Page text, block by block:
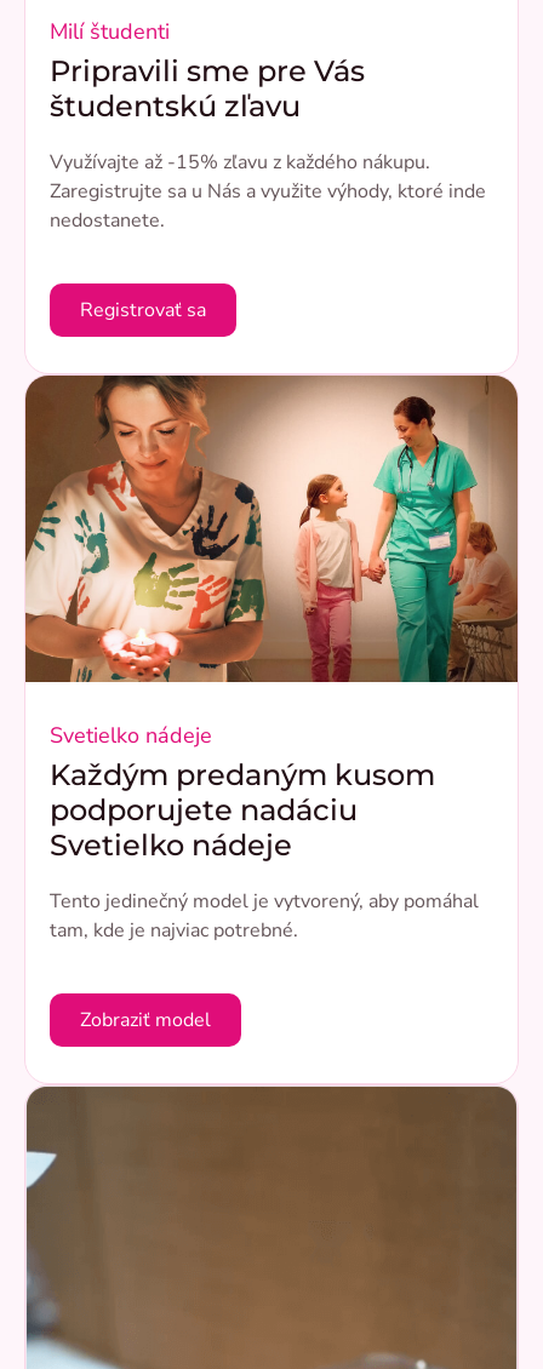
Milí študenti
Pripravili sme pre Vás
študentskú zľavu
Využívajte až -15% zľavu z každého nákupu.
Zaregistrujte sa u Nás a využite výhody, ktoré inde
nedostanete.
Registrovať sa
Svetielko nádeje
Každým predaným kusom
podporujete nadáciu
Svetielko nádeje
Tento jedinečný model je vytvorený, aby pomáhal
tam, kde je najviac potrebné.
Zobraziť model